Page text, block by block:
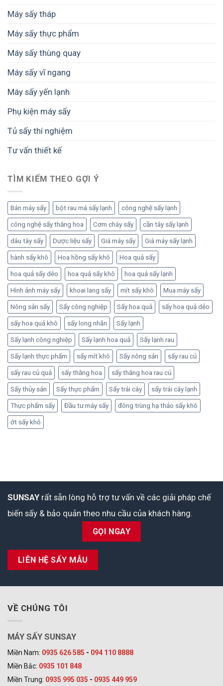
Máy sấy tháp
Máy sấy thực phẩm
Máy sấy thùng quay
Máy sấy vĩ ngang
Máy sấy yến lạnh
Phụ kiện máy sấy
Tủ sấy thí nghiệm
Tư vấn thiết kế
TÌM KIẾM THEO GỢI Ý
Bán máy sấy bột rau má sấy lạnh công nghệ sấy lạnh
công nghệ sấy thăng hoa Cơm cháy sấy cần tây sấy lạnh
dâu tây sấy Dược liệu sấy Giá máy sấy Giá máy sấy lạnh
hành sấy khô Hoa hồng sấy khô Hoa quả sấy
hoa quả sấy dẻo hoa quả sấy khô hoa quả sấy lạnh
Hình ảnh máy sấy khoai lang sấy mít sấy khô Mua máy sấy
Nông sản sấy Sấy công nghiệp Sấy hoa quả sấy hoa quả dẻo
sấy hoa quả khô sấy long nhãn Sấy lạnh
Sấy lạnh công nghiệp Sấy lạnh hoa quả Sấy lạnh rau
Sấy lạnh thực phẩm sấy mít khô Sấy nông sản sấy rau củ
sấy rau củ quả sấy thăng hoa sấy thăng hoa rau củ
Sấy thủy sản Sấy thực phẩm Sấy trái cây sấy trái cây lạnh
Thực phẩm sấy Đầu tư máy sấy đông trùng hạ thảo sấy khô
ớt sấy khô
SUNSAY rất sẵn lòng hỗ trợ tư vấn về các giải pháp chế
biến sấy & bảo quản theo nhu cầu của khách hàng.
GỌI NGAY
LIÊN HỆ SẤY MẪU
VỀ CHÚNG TÔI
MÁY SẤY SUNSAY
Miền Nam: 0935 626 585 - 094 110 8888
Miền Bắc: 0935 101 848
Miền Trung: 0935 995 035 - 0935 449 959